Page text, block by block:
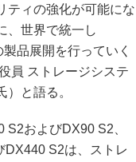
ティの強化が可能にな
、世界で統一し
品展開を行っていく
員 ストレージシステ
）と語る。
およびDX90 S2、
S2は、ストレ